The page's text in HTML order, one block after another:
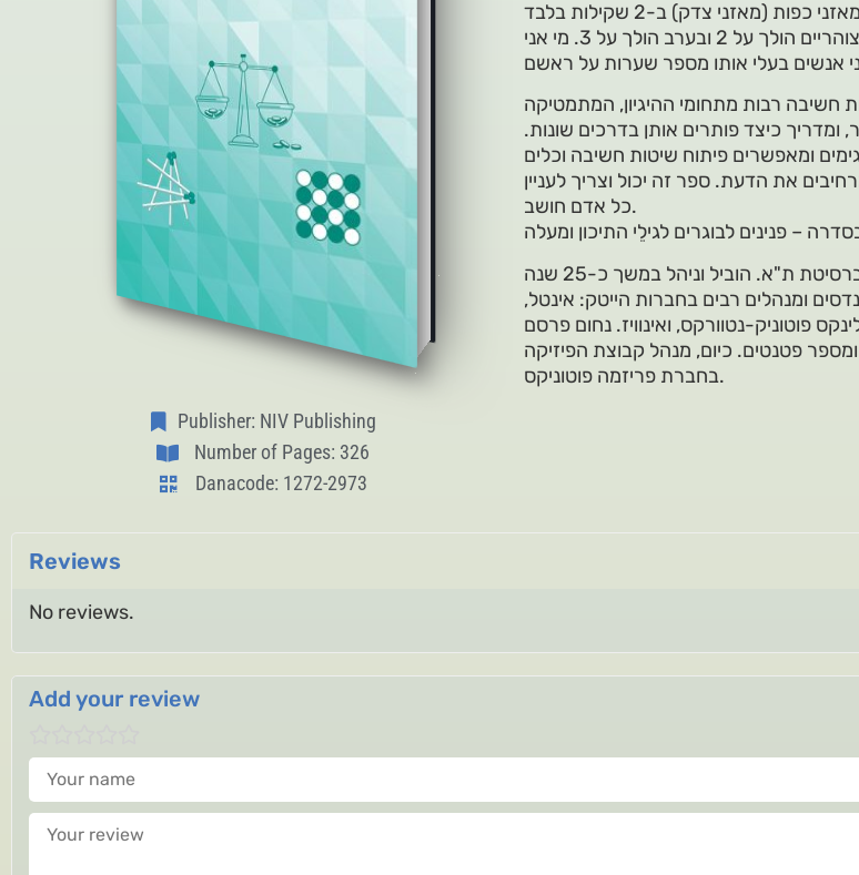
Publisher: NIV Publishing
Number of Pages: 326
Danacode: 1272-2973
חשיבה רבות מתחומי ההיגיון, המתמטיקה
ומדריך כיצד פותרים אותן בדרכים שונות.
ומאפשרים פיתוח שיטות חשיבה וכלים
את הדעת. ספר זה יכול וצריך לעניין
כל אדם חושב.
דוקטור לאלקטרוניקה פיזיקלית מאוניברסיטת ת"א. הוביל וניהל במשך כ-25 שנה
ומנהלים רבים בחברות הייטק: אינטל,
פוטוניק-נטוורקס, ואינוויז. נחום פרסם
פטנטים. כיום, מנהל קבוצת הפיזיקה
בחברת פריזמה פוטוניקס.
Reviews
No reviews.
Add your review
Your name
Your review